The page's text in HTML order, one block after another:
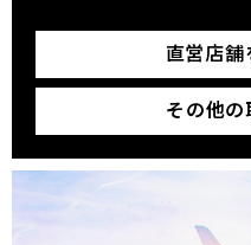
直営店舗
その他の